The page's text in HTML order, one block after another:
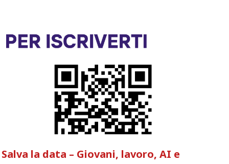
Salva la data – Giovani, lavoro, AI e